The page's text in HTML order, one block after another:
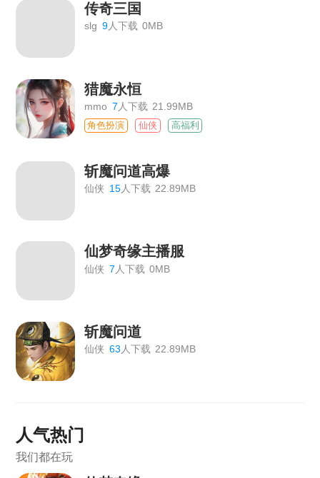
传奇三国
slg 9人下载 0MB
猎魔永恒
mmo 7 人下载 21.99MB
角色扮演 仙侠 高福利
斩魔问道高爆
仙侠 15人下载 22.89MB
仙梦奇缘主播服
仙侠 7 人下载 0MB
斩魔问道
仙侠 63人下载 22.89MB
人气热门
我们都在玩